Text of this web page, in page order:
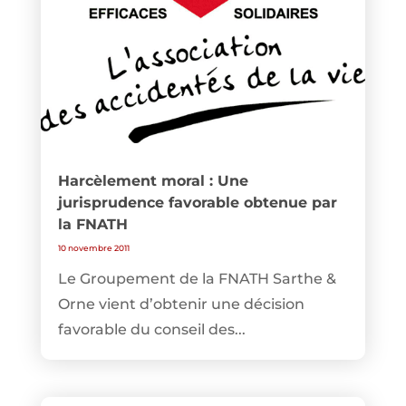
Harcèlement moral : Une
jurisprudence favorable obtenue par
la FNATH
10 novembre 2011
Le Groupement de la FNATH Sarthe &
Orne vient d’obtenir une décision
favorable du conseil des...